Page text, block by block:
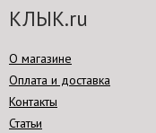
КЛЫК.ru
О магазине
Оплата и доставка
Контакты
Статьи